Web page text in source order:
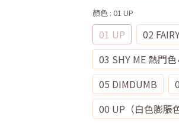
顏色 : 01 UP
01 UP
02
03 SHY ME 熱門色
05 DIMDUMB
00 UP（白色膨脹色